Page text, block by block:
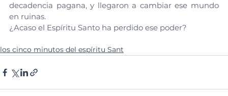
decadencia pagana, y llegaron a cambiar ese mundo
en ruinas.
¿Acaso el Espíritu Santo ha perdido ese poder?
los cinco minutos del espíritu Sant